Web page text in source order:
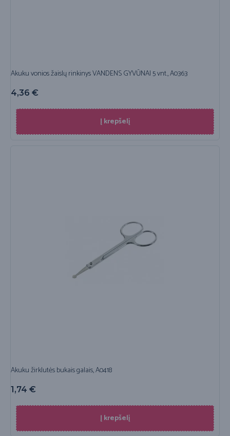
Akuku vonios žaislų rinkinys VANDENS GYVŪNAI 5 vnt., A0363
4,36 €
Į krepšelį
Akuku žirklutės bukais galais, A0418
1,74 €
Į krepšelį